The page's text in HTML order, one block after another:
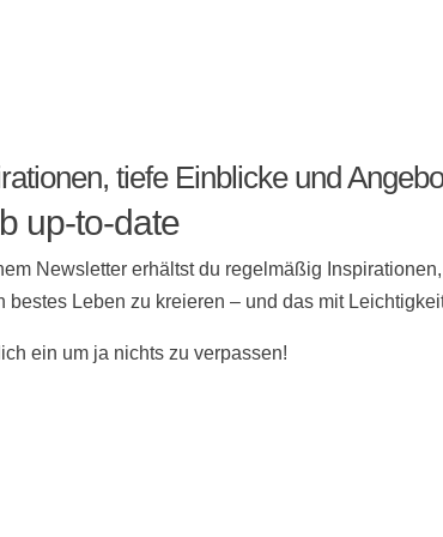
tiefe Einblicke und
up-to-date
Newsletter erhältst du regelmäßig
bestes Leben zu kreieren – und das mit
ein um ja nichts zu verpassen!